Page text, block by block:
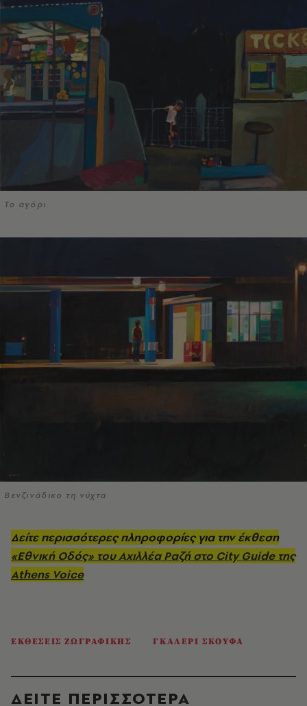
Το αγόρι
Βενζινάδικο τη νύχτα
Δείτε περισσότερες πληροφορίες για την έκθεση
«Εθνική Οδός» του Αχιλλέα Ραζή στο City Guide της
Athens Voice
ΕΚΘΕΣΕΙΣ ΖΩΓΡΑΦΙΚΗΣ ΓΚΑΛΕΡΙ ΣΚΟΥΦΑ
ΔΕΙΤΕ ΠΕΡΙΣΣΟΤΕΡΑ